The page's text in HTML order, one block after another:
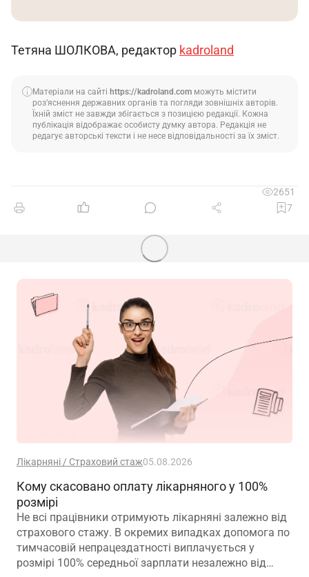
Тетяна ШОЛКОВА, редактор kadroland
Матеріали на сайті https://kadroland.com можуть містити
роз’яснення державних органів та погляди зовнішніх авторів.
Їхній зміст не завжди збігається з позицією редакції. Кожна
публікація відображає особисту думку автора. Редакція не
редагує авторські тексти і не несе відповідальності за їх зміст.
2651
7
Лікарняні / Страховий стаж05.08.2026
Кому скасовано оплату лікарняного у 100%
розмірі
Не всі працівники отримують лікарняні залежно від
страхового стажу. В окремих випадках допомога по
тимчасовій непрацездатності виплачується у
розмірі 100% середньої зарплати незалежно від